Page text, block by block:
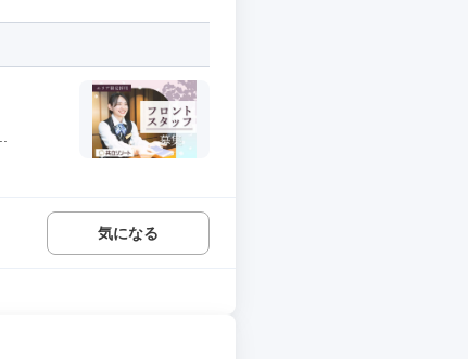
気になる